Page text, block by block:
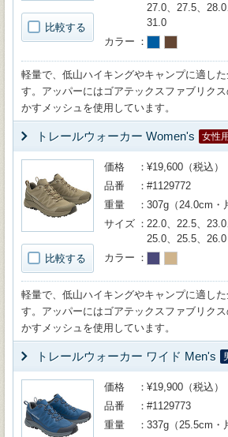
比較する
27.0、27.5、28.0
31.0
カラー
軽量で、低山ハイキングやキャンプに適し
す。アッパーにはゴアテックスファブリク
かすメッシュを使用しています。
トレールウォーカー Women's 女性用
比較する
価格
¥19,600（税込）
品番
#1129772
重量
307g（24.0cm・
サイズ
22.0、22.5、23.0
25.0、25.5、26.0
カラー
軽量で、低山ハイキングやキャンプに適し
す。アッパーにはゴアテックスファブリク
かすメッシュを使用しています。
トレールウォーカー ワイド Men's
価格
¥19,900（税込）
品番
#1129773
重量
337g（25.5cm・